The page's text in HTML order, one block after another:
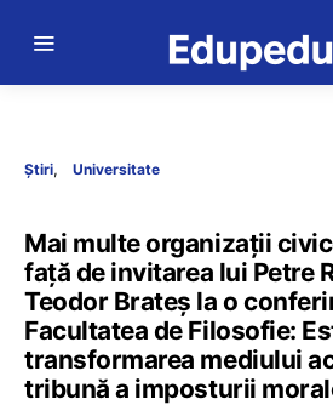
Știri Universitate
Mai multe organizații
față de invitarea lui Petre
Teodor Brateș la o
Facultatea de Filosofie:
transformarea mediului
tribună a imposturii